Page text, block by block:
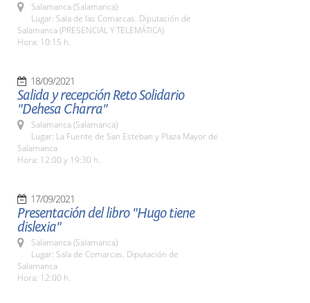
Salamanca (Salamanca)
Lugar: Sala de las Comarcas. Diputación de
Salamanca (PRESENCIAL Y TELEMÁTICA)
Hora: 10:15 h.
18/09/2021
Salida y recepción Reto Solidario
"Dehesa Charra"
Salamanca (Salamanca)
Lugar: La Fuente de San Esteban y Plaza Mayor de
Salamanca
Hora: 12:00 y 19:30 h.
17/09/2021
Presentación del libro "Hugo tiene
dislexia"
Salamanca (Salamanca)
Lugar: Sala de Comarcas. Diputación de
Salamanca
Hora: 12:00 h.